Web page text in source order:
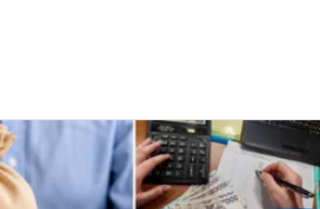
увеличивают из-за исков, но
т.